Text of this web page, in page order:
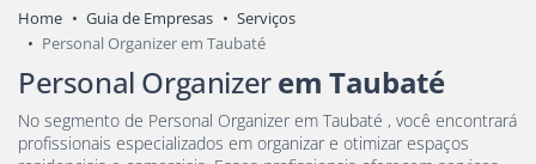
Home Guia de Empresas
Serviços
Personal Organizer em Taubaté
Personal Organizerem Taubaté
No segmento de Personal Organizer em Taubaté , você encontrará
profissionais especializados em organizar e otimizar espaços